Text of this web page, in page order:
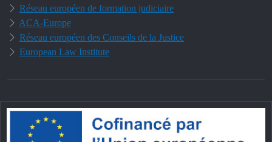
Réseau européen de formation judiciaire
ACA-Europe
Réseau européen des Conseils de la Justice
European Law Institute